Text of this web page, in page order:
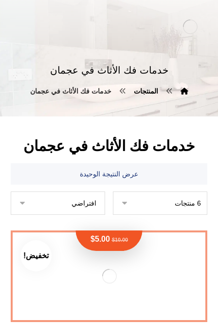
خدمات فك الأثاث في عجمان
المنتجات خدمات فك الأثاث في عجمان
خدمات فك الأثاث في عجمان
عرض النتيجة الوحيدة
تخفيض!
$10.00
$5.00